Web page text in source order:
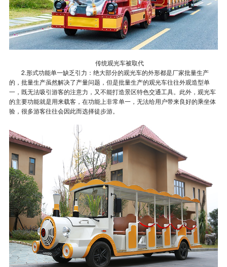
传统观光车被取代
2.形式功能单一缺乏引力：绝大部分的观光车的外形都是厂家批量生产
的，批量生产虽然解决了产量问题，但是批量生产的观光车往往外观造型单
一，既无法吸引游客的注意力，又不能打造景区特色交通工具。此外，观光车
的主要功能就是用来载客，在功能上非常单一，无法给用户带来良好的乘坐体
验，很多游客往往会因此而选择徒步游。